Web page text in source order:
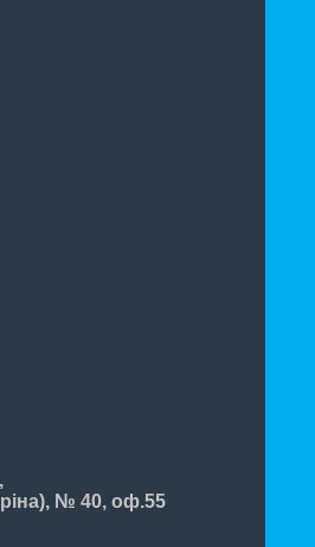
№ 40, оф.55